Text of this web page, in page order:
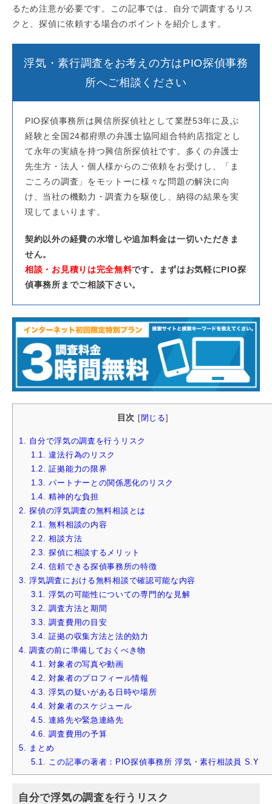
るため注意が必要です。この記事では、自分で調査するリス
クと、探偵に依頼する場合のポイントを紹介します。
浮気・素行調査をお考えの方はPIO探偵事務
所へご相談ください
PIO探偵事務所は興信所探偵社として業歴53年に及ぶ
経験と全国24都府県の弁護士協同組合特約店指定とし
て永年の実績を持つ興信所探偵社です。多くの弁護士
先生方・法人・個人様からのご依頼をお受けし、「ま
ごころの調査」をモットーに様々な問題の解決に向
け、当社の機動力・調査力を駆使し、納得の結果を実
現してまいります。
契約以外の経費の水増しや追加料金は一切いただきま
せん。
相談・お見積りは完全無料です。まずはお気軽にPIO探
偵事務所までご相談下さい。
目次 閉じる
1.
自分で浮気の調査を行うリスク
1.1.
違法行為のリスク
1.2.
証拠能力の限界
1.3.
パートナーとの関係悪化のリスク
1.4.
精神的な負担
2.
探偵の浮気調査の無料相談とは
2.1.
無料相談の内容
2.2.
相談方法
2.3.
探偵に相談するメリット
2.4.
信頼できる探偵事務所の特徴
3.
浮気調査における無料相談で確認可能な内容
3.1.
浮気の可能性についての専門的な見解
3.2.
調査方法と期間
3.3.
調査費用の目安
3.4.
証拠の収集方法と法的効力
4.
調査の前に準備しておくべき物
4.1.
対象者の写真や動画
4.2.
対象者のプロフィール情報
4.3.
浮気の疑いがある日時や場所
4.4.
対象者のスケジュール
4.5.
連絡先や緊急連絡先
4.6.
調査費用の予算
5.
まとめ
5.1.
この記事の著者：PIO探偵事務所 浮気・素行相談員 S.Y
自分で浮気の調査を行うリスク